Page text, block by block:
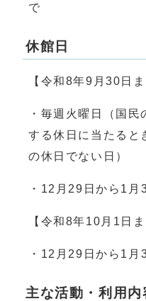
で
休館日
【令和8年9月30日ま
・毎週火曜日（国
する休日に当たると
の休日でない日）
・12月29日から1月
【令和8年10月1日ま
・12月29日から1月
主な活動・利用内